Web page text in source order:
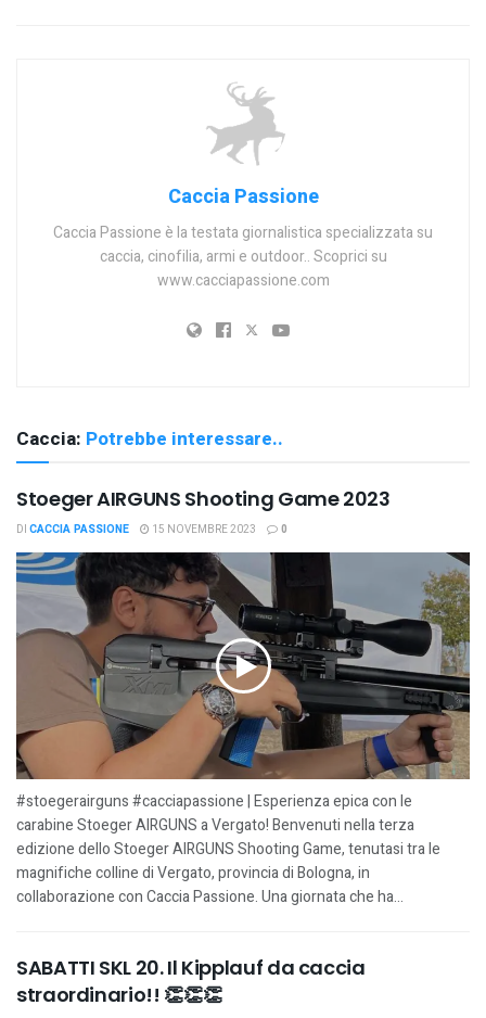
Caccia Passione
Caccia Passione è la testata giornalistica specializzata su
caccia, cinofilia, armi e outdoor.. Scoprici su
www.cacciapassione.com
Caccia: Potrebbe interessare..
Stoeger AIRGUNS Shooting Game 2023
DI CACCIA PASSIONE 15 NOVEMBRE 2023 0
#stoegerairguns #cacciapassione | Esperienza epica con le
carabine Stoeger AIRGUNS a Vergato! Benvenuti nella terza
edizione dello Stoeger AIRGUNS Shooting Game, tenutasi tra le
magnifiche colline di Vergato, provincia di Bologna, in
collaborazione con Caccia Passione. Una giornata che ha...
SABATTI SKL 20. Il Kipplauf da caccia
straordinario!! 👏👏👏